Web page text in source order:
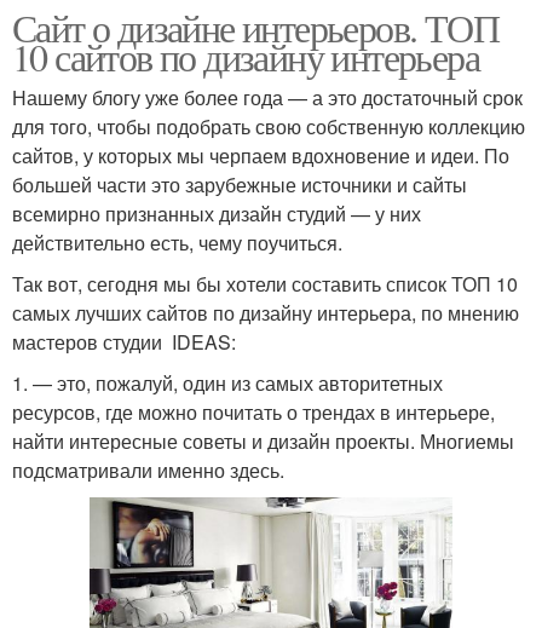
Сайт о дизайне интерьеров. ТОП
10 сайтов по дизайну интерьера
Нашему блогу уже более года — а это достаточный срок
для того, чтобы подобрать свою собственную коллекцию
сайтов, у которых мы черпаем вдохновение и идеи. По
большей части это зарубежные источники и сайты
всемирно признанных дизайн студий — у них
действительно есть, чему поучиться.
Так вот, сегодня мы бы хотели составить список ТОП 10
самых лучших сайтов по дизайну интерьера, по мнению
мастеров студии IDEAS:
1. — это, пожалуй, один из самых авторитетных
ресурсов, где можно почитать о трендах в интерьере,
найти интересные советы и дизайн проекты. Многиемы
подсматривали именно здесь.